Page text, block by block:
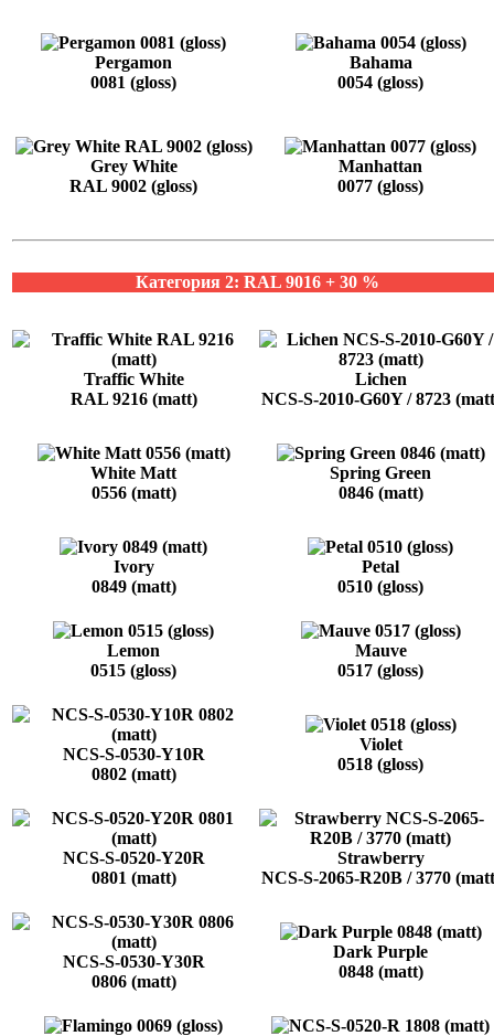
Pergamon
0081 (gloss)
Bahama
0054 (gloss)
Grey White
RAL 9002 (gloss)
Manhattan
0077 (gloss)
Категория 2: RAL 9016 + 30 %
Traffic White
RAL 9216 (matt)
Lichen
NCS-S-2010-G60Y / 8723
White Matt
0556 (matt)
Spring Green
0846 (matt)
Ivory
0849 (matt)
Petal
0510 (gloss)
Lemon
0515 (gloss)
Mauve
0517 (gloss)
NCS-S-0530-Y10R
0802 (matt)
Violet
0518 (gloss)
NCS-S-0520-Y20R
0801 (matt)
Strawberry
NCS-S-2065-R20B / 3770
NCS-S-0530-Y30R
0806 (matt)
Dark Purple
0848 (matt)